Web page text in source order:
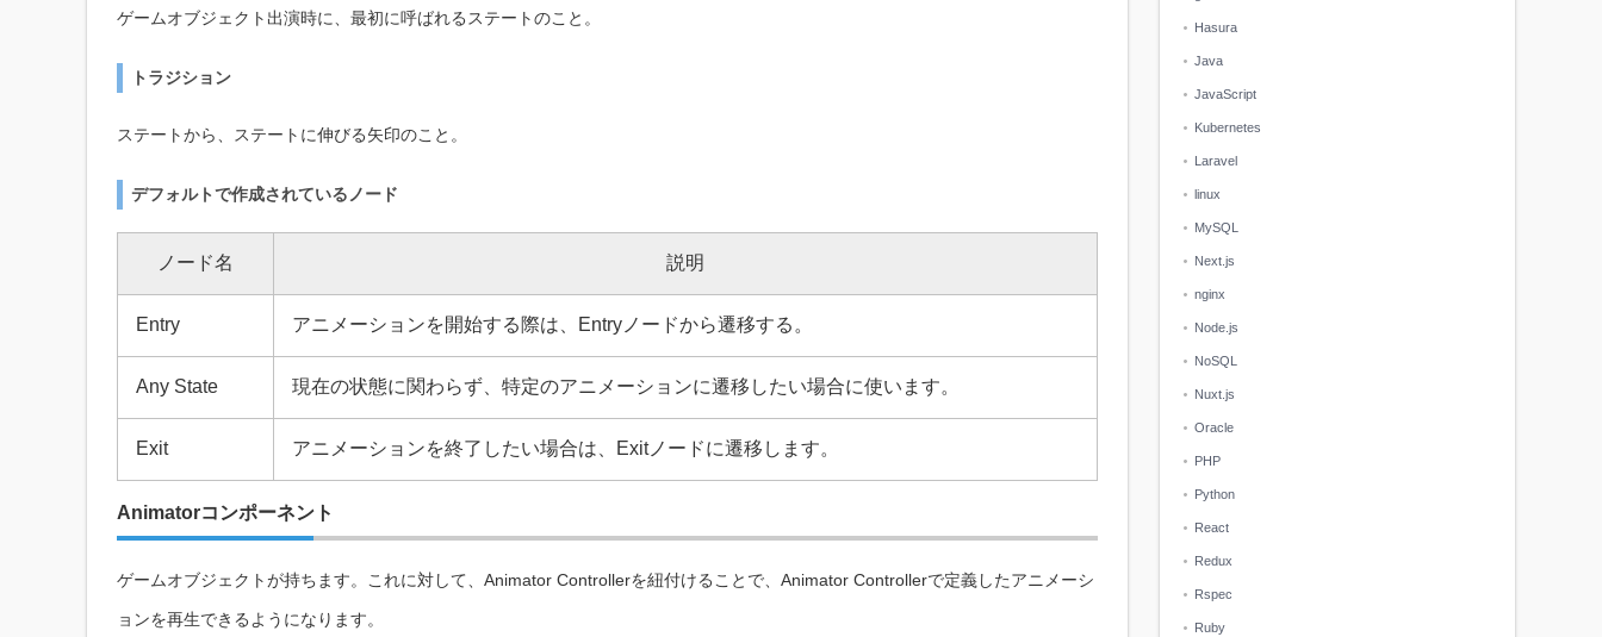
ゲームオブジェクト出演時に、最初に呼ばれるステートのこと。
トラジション
ステートから、ステートに伸びる矢印のこと。
デフォルトで作成されているノード
ノード名 説明
Entry アニメーションを開始する際は、Entryノードから遷移する。
Any State 現在の状態に関わらず、特定のアニメーションに遷移したい場合に使います。
Exit アニメーションを終了したい場合は、Exitノードに遷移します。
Animatorコンポーネント
ゲームオブジェクトが持ちます。これに対して、Animator Controllerを紐付けることで、Animator Controllerで定義したアニメーシ
ョンを再生できるようになります。
Hasura
Java
JavaScript
Kubernetes
Laravel
linux
MySQL
Next.js
nginx
Node.js
NoSQL
Nuxt.js
Oracle
PHP
Python
React
Redux
Rspec
Ruby